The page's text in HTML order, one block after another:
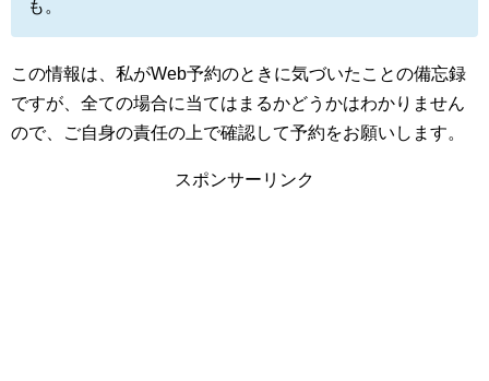
も。
この情報は、私がWeb予約のときに気づいたことの備忘録
ですが、全ての場合に当てはまるかどうかはわかりません
ので、ご自身の責任の上で確認して予約をお願いします。
スポンサーリンク